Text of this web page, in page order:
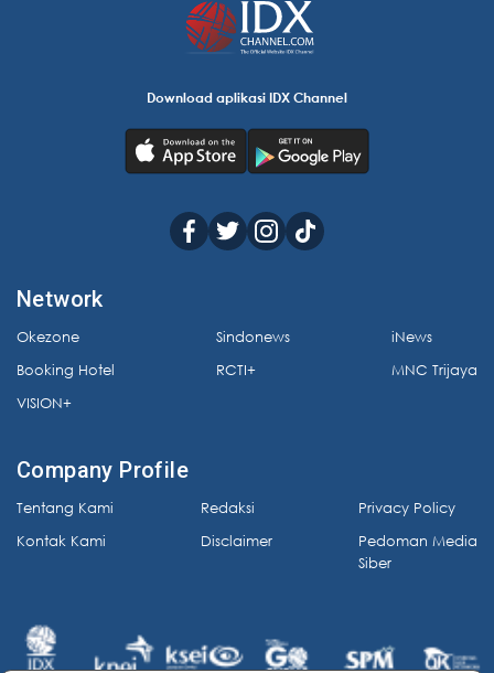
Download aplikasi IDX Channel
Network
Okezone
Booking Hotel
VISION+
Sindonews
RCTI+
iNews
MNC Trijaya
Company Profile
Tentang Kami
Kontak Kami
Redaksi
Disclaimer
Privacy Policy
Pedoman Media
Siber